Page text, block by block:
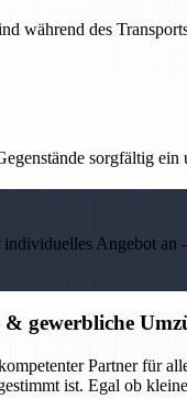
während des
sorgfältig
Angebot an
gewerbliche
Partner für
ist. Egal ob